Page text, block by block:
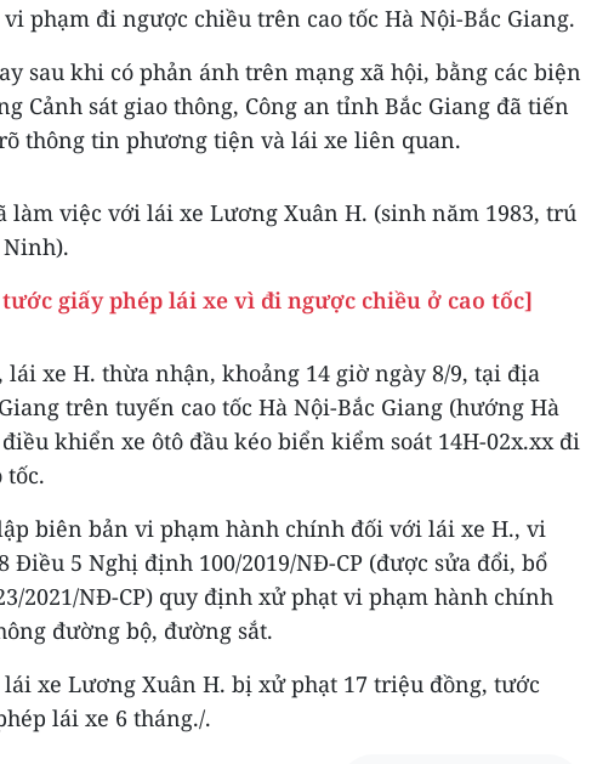
phạm đi ngược chiều trên cao tốc Hà Nội-Bắc Giang.
sau khi có phản ánh trên mạng xã hội, bằng các biện
Cảnh sát giao thông, Công an tỉnh Bắc Giang đã tiến
thông tin phương tiện và lái xe liên quan.
làm việc với lái xe Lương Xuân H. (sinh năm 1983, trú
giấy phép lái xe vì đi ngược chiều ở cao tốc]
lái xe H. thừa nhận, khoảng 14 giờ ngày 8/9, tại địa
trên tuyến cao tốc Hà Nội-Bắc Giang (hướng Hà
khiển xe ôtô đầu kéo biển kiểm soát 14H-02x.xx đi
tốc.
biên bản vi phạm hành chính đối với lái xe H., vi
Điều 5 Nghị định 100/2019/NĐ-CP (được sửa đổi, bổ
2021/NĐ-CP) quy định xử phạt vi phạm hành chính
đường bộ, đường sắt.
xe Lương Xuân H. bị xử phạt 17 triệu đồng, tước
lái xe 6 tháng./.